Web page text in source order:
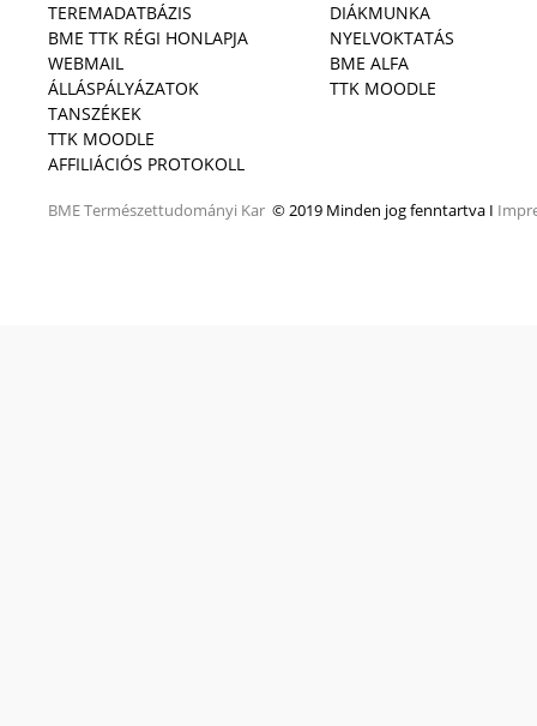
TEREMADATBÁZIS
BME TTK RÉGI HONLAPJA
WEBMAIL
ÁLLÁSPÁLYÁZATOK
TANSZÉKEK
TTK MOODLE
AFFILIÁCIÓS PROTOKOLL
BMETermészettudományi Kar © 2019 Minden jog fenntartva I
DIÁKMUNKA
NYELVOKTATÁS
BME ALFA
TTK MOODLE